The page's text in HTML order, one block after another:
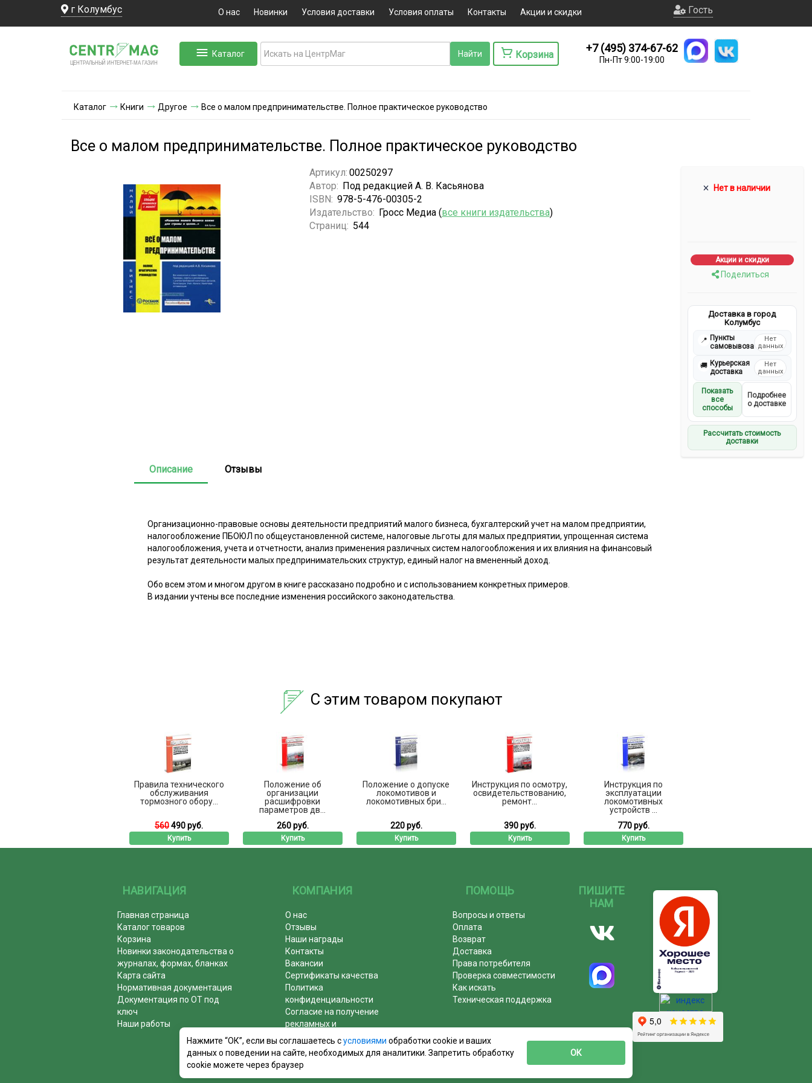
г Колумбус О нас Новинки Условия доставки Условия оплаты Контакты Акции и скидки Гость
ЦЕНТРАЛЬНЫЙ ИНТЕРНЕТ-МА ГАЗИН
Каталог Корзина
+7 (495) 374-67-62
Пн-Пт 9:00-19:00
Каталог Книги Другое Все о малом предпринимательстве. Полное практическое руководство
Все о малом предпринимательстве. Полное практическое руководство
Нет в наличии
Акции и скидки
Поделиться
Доставка в город
Колумбус
📍 Пункты
самовывоза
Нет
данных
🚚 Курьерская
доставка
Нет
данных
Показать
все
способы
Подробнее
о доставке
Рассчитать стоимость
доставки
Артикул: 00250297
Автор: Под редакцией А. В. Касьянова
ISBN: 978-5-476-00305-2
Издательство: Гросс Медиа (все книги издательства)
Страниц: 544
Описание Отзывы
Организационно-правовые основы деятельности предприятий малого бизнеса, бухгалтерский учет на малом предприятии,
налогообложение ПБОЮЛ по общеустановленной системе, налоговые льготы для малых предприятии, упрощенная система
налогообложения, учета и отчетности, анализ применения различных систем налогообложения и их влияния на финансовый
результат деятельности малых предпринимательских структур, единый налог на вмененный доход.
Обо всем этом и многом другом в книге рассказано подробно и с использованием конкретных примеров.
В издании учтены все последние изменения российского законодательства.
С этим товаром покупают
Правила технического
обслуживания
тормозного обору...
560490 руб.
Купить
Положение об
организации
расшифровки
параметров дв...
260 руб.
Купить
Положение о допуске
локомотивов и
локомотивных бри...
220 руб.
Купить
Инструкция по осмотру,
освидетельствованию,
ремонт...
390 руб.
Купить
Инструкция по
эксплуатации
локомотивных
устройств ...
770 руб.
Купить
НАВИГАЦИЯ
Главная страница
Каталог товаров
Корзина
Новинки законодательства о
журналах, формах, бланках
Карта сайта
Нормативная документация
Документация по ОТ под
ключ
Наши работы
КОМПАНИЯ
О нас
Отзывы
Наши награды
Контакты
Вакансии
Сертификаты качества
Политика
конфиденциальности
Согласие на получение
рекламных и
информационных рассылок
Почему журналы покупают у
ПОМОЩЬ
Вопросы и ответы
Оплата
Возврат
Доставка
Права потребителя
Проверка совместимости
Как искать
Техническая поддержка
ПИШИТЕ
НАМ
Нажмите “ОК”, если вы соглашаетесь сусловиями обработки cookie и ваших
данных о поведении на сайте, необходимых для аналитики. Запретить обработку
cookie можете через браузер
ОК